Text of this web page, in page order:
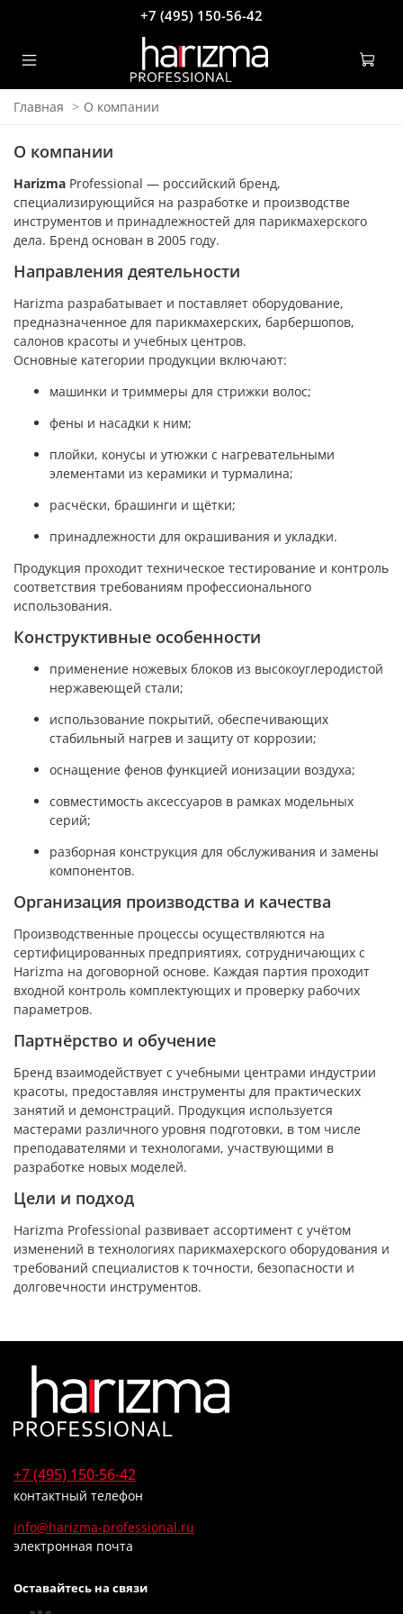
+7 (495) 150-56-42
Главная О компании
О компании
Harizma Professional — российский бренд,
специализирующийся на разработке и производстве
инструментов и принадлежностей для парикмахерского
дела. Бренд основан в 2005 году.
Направления деятельности
Harizma разрабатывает и поставляет оборудование,
предназначенное для парикмахерских, барбершопов,
салонов красоты и учебных центров.
Основные категории продукции включают:
машинки и триммеры для стрижки волос;
фены и насадки к ним;
плойки, конусы и утюжки с нагревательными
элементами из керамики и турмалина;
расчёски, брашинги и щётки;
принадлежности для окрашивания и укладки.
Продукция проходит техническое тестирование и контроль
соответствия требованиям профессионального
использования.
Конструктивные особенности
применение ножевых блоков из высокоуглеродистой
нержавеющей стали;
использование покрытий, обеспечивающих
стабильный нагрев и защиту от коррозии;
оснащение фенов функцией ионизации воздуха;
совместимость аксессуаров в рамках модельных
серий;
разборная конструкция для обслуживания и замены
компонентов.
Организация производства и качества
Производственные процессы осуществляются на
сертифицированных предприятиях, сотрудничающих с
Harizma на договорной основе. Каждая партия проходит
входной контроль комплектующих и проверку рабочих
параметров.
Партнёрство и обучение
Бренд взаимодействует с учебными центрами индустрии
красоты, предоставляя инструменты для практических
занятий и демонстраций. Продукция используется
мастерами различного уровня подготовки, в том числе
преподавателями и технологами, участвующими в
разработке новых моделей.
Цели и подход
Harizma Professional развивает ассортимент с учётом
изменений в технологиях парикмахерского оборудования и
требований специалистов к точности, безопасности и
долговечности инструментов.
+7 (495) 150-56-42
контактный телефон
info@harizma-professional.ru
электронная почта
Оставайтесь на связи